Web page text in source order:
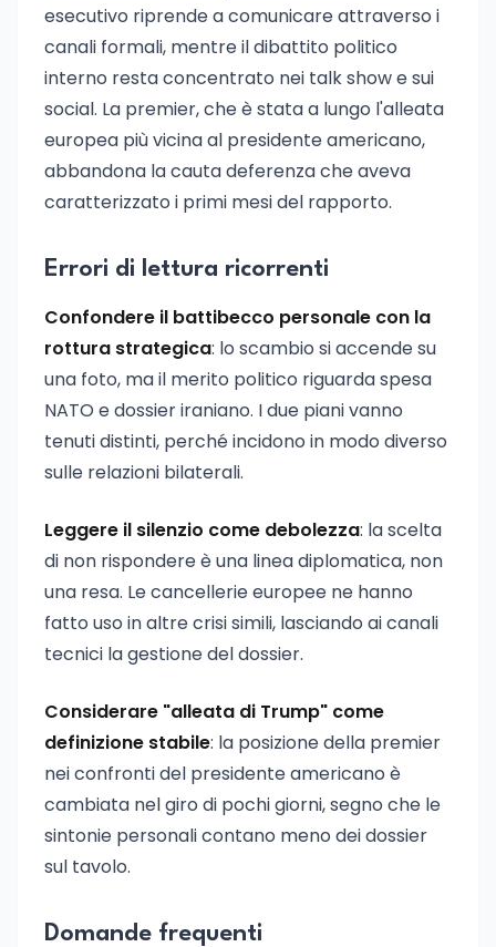
esecutivo riprende a comunicare attraverso i
canali formali, mentre il dibattito politico
interno resta concentrato nei talk show e sui
social. La premier, che è stata a lungo l'alleata
europea più vicina al presidente americano,
abbandona la cauta deferenza che aveva
caratterizzato i primi mesi del rapporto.
Errori di lettura ricorrenti
Confondere il battibecco personale con la
rottura strategica: lo scambio si accende su
una foto, ma il merito politico riguarda spesa
NATO e dossier iraniano. I due piani vanno
tenuti distinti, perché incidono in modo diverso
sulle relazioni bilaterali.
Leggere il silenzio come debolezza: la scelta
di non rispondere è una linea diplomatica, non
una resa. Le cancellerie europee ne hanno
fatto uso in altre crisi simili, lasciando ai canali
tecnici la gestione del dossier.
Considerare "alleata di Trump" come
definizione stabile: la posizione della premier
nei confronti del presidente americano è
cambiata nel giro di pochi giorni, segno che le
sintonie personali contano meno dei dossier
sul tavolo.
Domande frequenti